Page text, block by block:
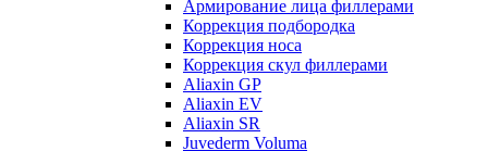
Армирование лица филлерами
Коррекция подбородка
Коррекция носа
Коррекция скул филлерами
Aliaxin GP
Aliaxin EV
Aliaxin SR
Juvederm Voluma